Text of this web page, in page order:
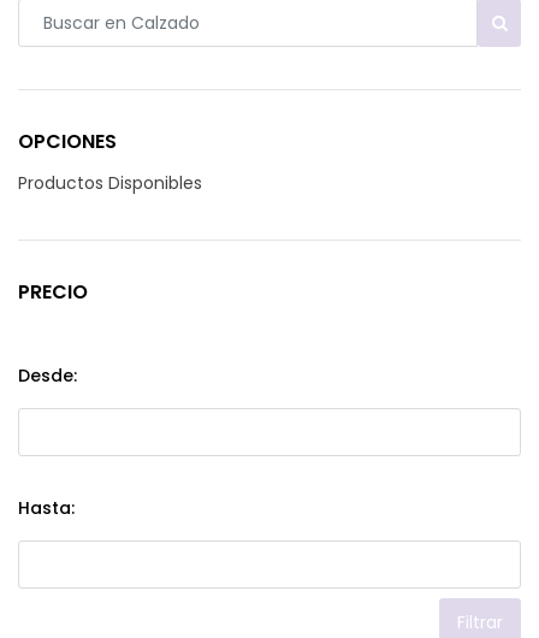
OPCIONES
Productos Disponibles
PRECIO
Desde:
Hasta:
Filtrar